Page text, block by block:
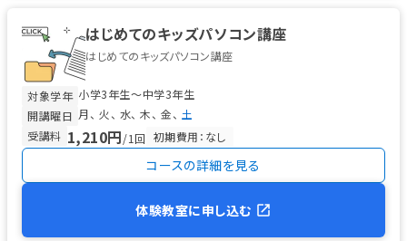
はじめてのキッズパソコン講座
はじめてのキッズパソコン講座
対象学年 小学3年生〜中学3年生
開講曜日 月 火 水 木 金
土
受講料 1,210円/1回 初期費用：なし
コースの詳細を見る
体験教室に申し込む